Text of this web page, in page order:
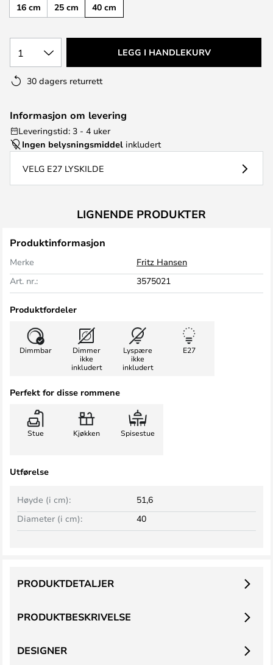
16 cm
25 cm 40 cm
1 LEGG I HANDLEKURV
30 dagers returrett
Informasjon om levering
Leveringstid: 3 - 4 uker
Ingen belysningsmiddel inkludert
VELG E27 LYSKILDE
LIGNENDE PRODUKTER
Produktinformasjon
Merke
Fritz Hansen
Art. nr.:
3575021
Produktfordeler
Dimmbar
Dimmer
ikke
inkludert
Lyspære
ikke
inkludert
E27
Perfekt for disse rommene
Stue Kjøkken Spisestue
Utførelse
Høyde (i cm):
51,6
Diameter (i cm):
40
PRODUKTBESKRIVELSE
PRODUKTDETALJER
DESIGNER